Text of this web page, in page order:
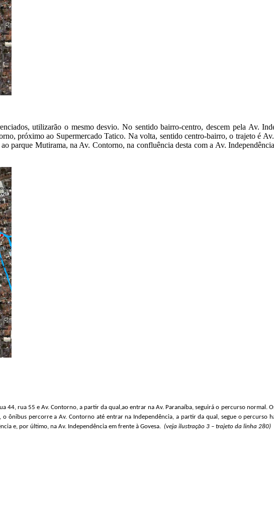
utilizarão o mesmo desvio. No sentido bairro-centro, descem pela Av.
próximo ao Supermercado Tatico. Na volta, sentido centro-bairro, o trajeto é
parque Mutirama, na Av. Contorno, na confluência desta com a Av.
44, rua 55 e Av. Contorno, a partir da qual,ao entrar na Av. Paranaíba, seguirá o percurso normal.
ônibus percorre a Av. Contorno até entrar na Independência, a partir da qual, segue o percurso
e, por último, na Av. Independência em frente à Govesa. (veja ilustração 3 – trajeto da linha 280)